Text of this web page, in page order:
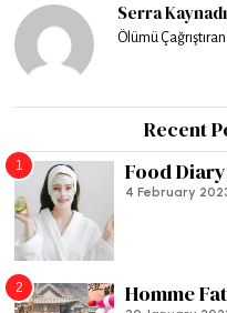
Serra
Ölümü
Recent
1 Food
4 February
2 Homme